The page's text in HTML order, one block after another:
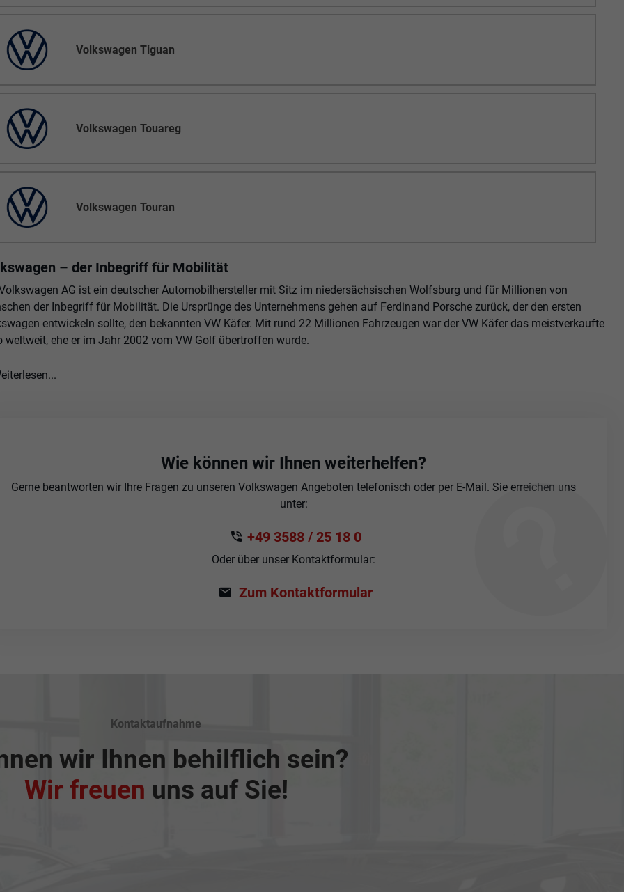
Volkswagen Tiguan
Volkswagen Touareg
Volkswagen Touran
– der Inbegriff für Mobilität
AG ist ein deutscher Automobilhersteller mit Sitz im niedersächsischen Wolfsburg und für Millionen von
der Inbegriff für Mobilität. Die Ursprünge des Unternehmens gehen auf Ferdinand Porsche zurück, der den ersten
entwickeln sollte, den bekannten VW Käfer. Mit rund 22 Millionen Fahrzeugen war der VW Käfer das meistverkaufte
weltweit, ehe er im Jahr 2002 vom VW Golf übertroffen wurde.
Wie können wir Ihnen weiterhelfen?
Gerne beantworten wir Ihre Fragen zu unseren Volkswagen Angeboten telefonisch oder per E-Mail. Sie erreichen uns
unter:
+49 3588 / 25 18 0
Oder über unser Kontaktformular:
Zum Kontaktformular
Kontaktaufnahme
wir Ihnen behilflich sein?
Wir freuen uns auf Sie!